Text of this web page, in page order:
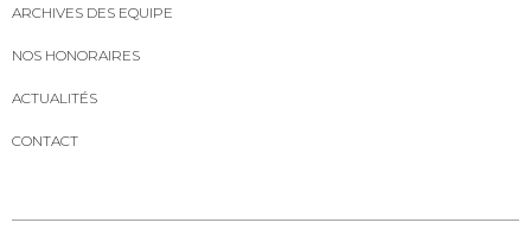
ARCHIVES DES EQUIPE
NOS HONORAIRES
ACTUALITÉS
CONTACT